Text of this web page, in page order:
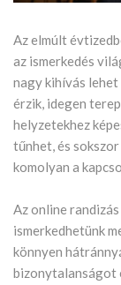
Az elmúlt
az ismerkedés
nagy kihívás lehet
érzik, idegen
helyzetekhez
tűnhet, és
komolyan a
Az online
ismerkedhetünk
könnyen
bizonytalanságot